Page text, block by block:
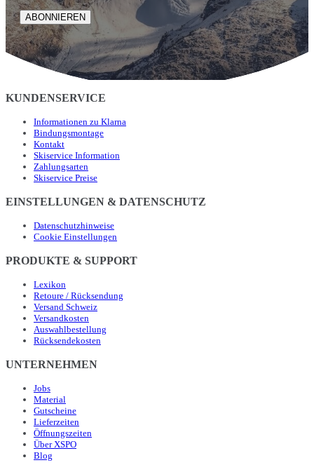
ABONNIEREN
KUNDENSERVICE
Informationen zu Klarna
Bindungsmontage
Kontakt
Skiservice Information
Zahlungsarten
Skiservice Preise
EINSTELLUNGEN & DATENSCHUTZ
Datenschutzhinweise
Cookie Einstellungen
PRODUKTE & SUPPORT
Lexikon
Retoure / Rücksendung
Versand Schweiz
Versandkosten
Auswahlbestellung
Rücksendekosten
UNTERNEHMEN
Jobs
Material
Gutscheine
Lieferzeiten
Öffnungszeiten
Über XSPO
Blog